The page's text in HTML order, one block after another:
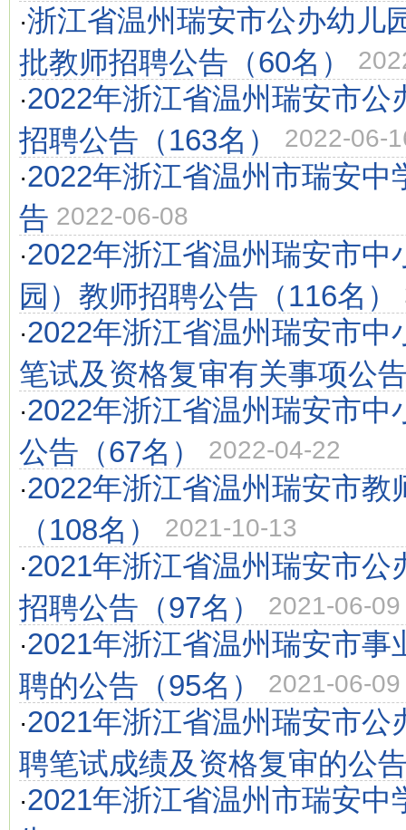
·浙江省温州瑞安市公办幼儿
批教师招聘公告（60名）
·2022年浙江省温州瑞安市公
招聘公告（163名）
2022-06-
·2022年浙江省温州市瑞安中
告 2022-06-08
·2022年浙江省温州瑞安市中
园）教师招聘公告（116名）
·2022年浙江省温州瑞安市中
笔试及资格复审有关事项公
·2022年浙江省温州瑞安市中
公告（67名）
2022-04-22
·2022年浙江省温州瑞安市教
（108名）
2021-10-13
·2021年浙江省温州瑞安市公
招聘公告（97名）
2021-06-09
·2021年浙江省温州瑞安市事
聘的公告（95名）
2021-06-09
·2021年浙江省温州瑞安市公
聘笔试成绩及资格复审的公
·2021年浙江省温州市瑞安中